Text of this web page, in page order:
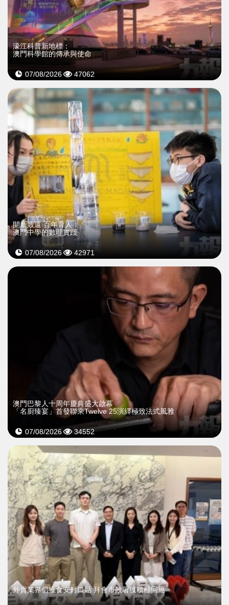
濠江科普新地標：
澳門科學館的傳承與使命
07/08/2026 47062
開新致遠 百年育人：
澳門中學的數理實踐
07/08/2026 42971
澳門巴黎人十周年慶典盛大啟幕
「名廚臻宴」首發聯乘Twelve 25演繹極致法式風雅
07/08/2026 34552
外賣業界倡推食安封口貼 拜會市政署獲積極回應